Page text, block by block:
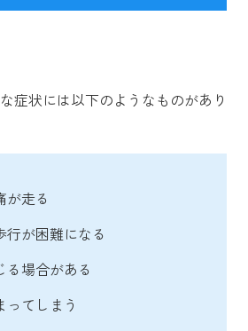
症状には以下のようなものがあり
が走る
行が困難になる
る場合がある
てしまう